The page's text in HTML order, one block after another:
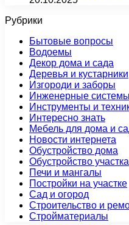
Рубрики
Бытовые вопросы
Водоемы
Декор дома и сада
Деревья и кустарники
Изгороди и заборы
Инженерные системы
Инструменты и
Интересно знать
Мебель для дома и
Новости интернета
Обустройство дома
Обустройство участка
Печи и мангалы
Постройки на участке
Сад и огород
Строительство и
Стройматериалы